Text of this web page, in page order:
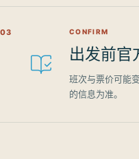
03 CONFIRM
出发前官
班次与票价可能
的信息为准。